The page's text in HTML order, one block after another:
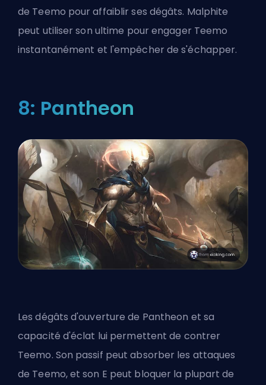
de Teemo pour affaiblir ses dégâts. Malphite
peut utiliser son ultime pour engager Teemo
instantanément et l'empêcher de s'échapper.
8: Pantheon
Les dégâts d'ouverture de Pantheon et sa
capacité d'éclat lui permettent de contrer
Teemo. Son passif peut absorber les attaques
de Teemo, et son E peut bloquer la plupart de